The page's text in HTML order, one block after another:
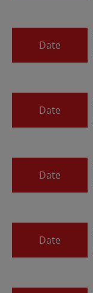
Date
Date
Date
Date